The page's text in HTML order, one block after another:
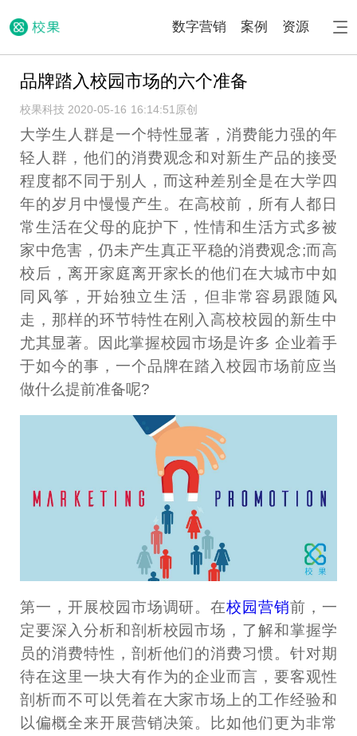
数字营销 案例 资源
品牌踏入校园市场的六个准备
校果科技 2020-05-16 16:14:51 原创
大学生人群是一个特性显著，消费能力强的年
轻人群，他们的消费观念和对新生产品的接受
程度都不同于别人，而这种差别全是在大学四
年的岁月中慢慢产生。在高校前，所有人都日
常生活在父母的庇护下，性情和生活方式多被
家中危害，仍未产生真正平稳的消费观念;而高
校后，离开家庭离开家长的他们在大城市中如
同风筝，开始独立生活，但非常容易跟随风
走，那样的环节特性在刚入高校校园的新生中
尤其显著。因此掌握校园市场是许多 企业着手
于如今的事，一个品牌在踏入校园市场前应当
做什么提前准备呢?
第一，开展校园市场调研。在校园营销前，一
定要深入分析和剖析校园市场，了解和掌握学
员的消费特性，剖析他们的消费习惯。针对期
待在这里一块大有作为的企业而言，要客观性
剖析而不可以凭着在大家市场上的工作经验和
以偏概全来开展营销决策。比如他们更为非常